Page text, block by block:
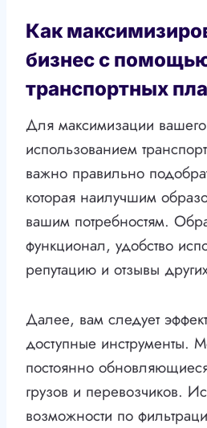
Как
бизнес с
транспортных
Для максимизации
использованием
важно правильно
которая наилучшим
вашим потребностям.
функционал, удобство
репутацию и отзывы
Далее, вам следует
доступные инструменты.
постоянно
грузов и перевозчиков.
возможности по